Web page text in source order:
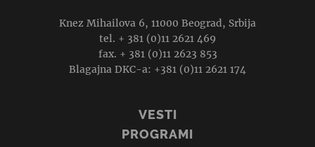
Knez Mihailova 6, 11000 Beograd, Srbija
tel. + 381 (0)11 2621 469
fax. + 381 (0)11 2623 853
Blagajna DKC-a: +381 (0)11 2621 174
VESTI
PROGRAMI